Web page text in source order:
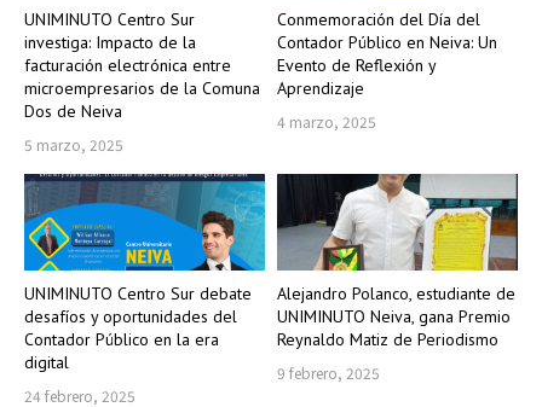
UNIMINUTO Centro Sur
investiga: Impacto de la
facturación electrónica entre
microempresarios de la Comuna
Dos de Neiva
5 marzo, 2025
Conmemoración del Día del
Contador Público en Neiva: Un
Evento de Reflexión y
Aprendizaje
4 marzo, 2025
UNIMINUTO Centro Sur debate
desafíos y oportunidades del
Contador Público en la era
digital
24 febrero, 2025
Alejandro Polanco, estudiante de
UNIMINUTO Neiva, gana Premio
Reynaldo Matiz de Periodismo
9 febrero, 2025